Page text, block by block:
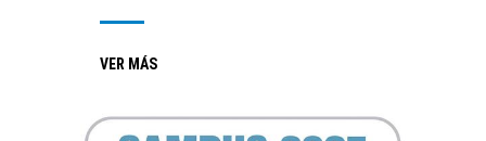
VER MÁS